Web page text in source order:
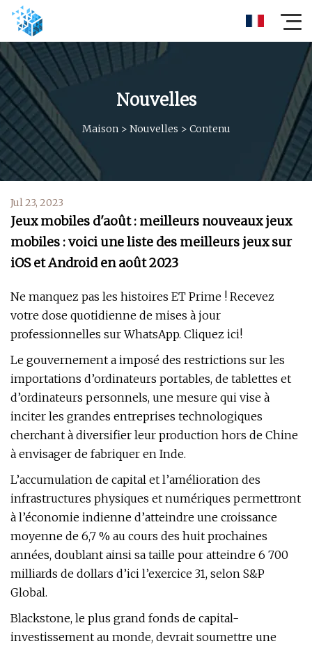
Nouvelles
Maison > Nouvelles > Contenu
Jul 23, 2023
Jeux mobiles d'août : meilleurs nouveaux jeux
mobiles : voici une liste des meilleurs jeux sur
iOS et Android en août 2023
Ne manquez pas les histoires ET Prime ! Recevez
votre dose quotidienne de mises à jour
professionnelles sur WhatsApp. Cliquez ici!
Le gouvernement a imposé des restrictions sur les
importations d’ordinateurs portables, de tablettes et
d’ordinateurs personnels, une mesure qui vise à
inciter les grandes entreprises technologiques
cherchant à diversifier leur production hors de Chine
à envisager de fabriquer en Inde.
L’accumulation de capital et l’amélioration des
infrastructures physiques et numériques permettront
à l’économie indienne d’atteindre une croissance
moyenne de 6,7 % au cours des huit prochaines
années, doublant ainsi sa taille pour atteindre 6 700
milliards de dollars d’ici l’exercice 31, selon S&P
Global.
Blackstone, le plus grand fonds de capital-
investissement au monde, devrait soumettre une